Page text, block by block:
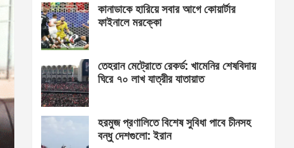
কানাডাকে হারিয়ে সবার আগে কোয়ার্টার
ফাইনালে মরক্কো
তেহরান মেট্রোতে রেকর্ড: খামেনির শেষবিদায়
ঘিরে ৭০ লাখ যাত্রীর যাতায়াত
হরমুজ প্রণালিতে বিশেষ সুবিধা পাবে চীনসহ
বন্ধু দেশগুলো: ইরান